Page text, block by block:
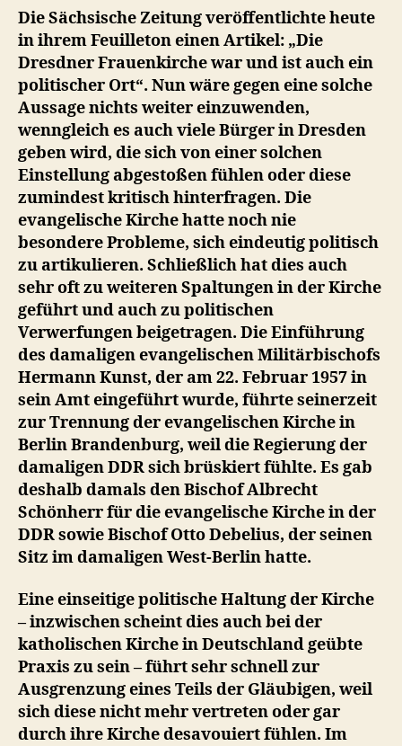
der
Frauenkirche
in
Dresden
Die Sächsische Zeitung veröffentlichte heute
in ihrem Feuilleton einen Artikel: „Die
Dresdner Frauenkirche war und ist auch ein
politischer Ort“. Nun wäre gegen eine solche
Aussage nichts weiter einzuwenden,
wenngleich es auch viele Bürger in Dresden
geben wird, die sich von einer solchen
Einstellung abgestoßen fühlen oder diese
zumindest kritisch hinterfragen. Die
evangelische Kirche hatte noch nie
besondere Probleme, sich eindeutig politisch
zu artikulieren. Schließlich hat dies auch
sehr oft zu weiteren Spaltungen in der Kirche
geführt und auch zu politischen
Verwerfungen beigetragen. Die Einführung
des damaligen evangelischen Militärbischofs
Hermann Kunst, der am 22. Februar 1957 in
sein Amt eingeführt wurde, führte seinerzeit
zur Trennung der evangelischen Kirche in
Berlin Brandenburg, weil die Regierung der
damaligen DDR sich brüskiert fühlte. Es gab
deshalb damals den Bischof Albrecht
Schönherr für die evangelische Kirche in der
DDR sowie Bischof Otto Debelius, der seinen
Sitz im damaligen West-Berlin hatte.
Eine einseitige politische Haltung der Kirche
– inzwischen scheint dies auch bei der
katholischen Kirche in Deutschland geübte
Praxis zu sein – führt sehr schnell zur
Ausgrenzung eines Teils der Gläubigen, weil
sich diese nicht mehr vertreten oder gar
durch ihre Kirche desavouiert fühlen. Im